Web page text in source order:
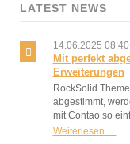
LATEST NEWS
14.06.2025 08:40
Mit perfekt
Erweiterungen
RockSolid
abgestimmt,
mit Contao so
Weiterlesen …